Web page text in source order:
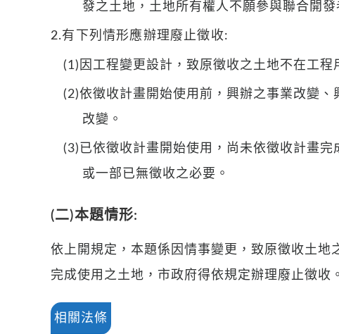
發之土地，土地所有權人不願參與聯合開發
2.有下列情形應辦理廢止徵收:
(1)因工程變更設計，致原徵收之土地不在工程
(2)依徵收計畫開始使用前，興辦之事業改變
改變。
(3)已依徵收計畫開始使用，尚未依徵收計畫
或一部已無徵收之必要。
(二)本題情形:
依上開規定，本題係因情事變更，致原徵收土
完成使用之土地，市政府得依規定辦理廢止徵收。
相關法條